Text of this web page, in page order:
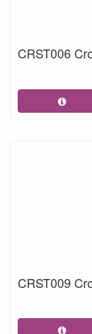
CRST006
CRST009